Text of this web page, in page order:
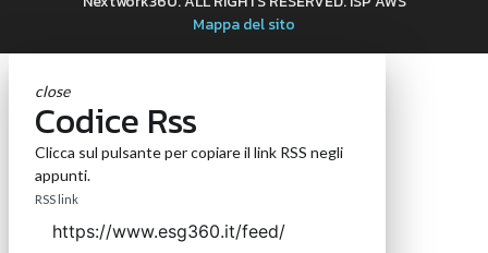
Mappa del sito
close
Codice Rss
Clicca sul pulsante per copiare il link RSS negli
appunti.
RSS link